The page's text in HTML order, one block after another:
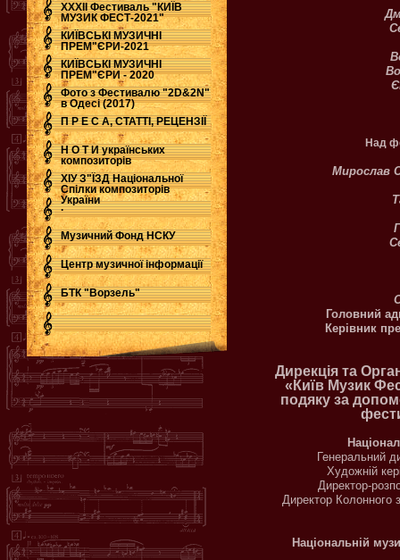
ХХХІІ Фестиваль "КИЇВ
МУЗИК ФЕСТ-2021"
КИЇВСЬКІ МУЗИЧНІ
ПРЕМ"ЄРИ-2021
КИЇВСЬКІ МУЗИЧНІ
ПРЕМ"ЄРИ - 2020
Фото з Фестивалю "2D&2N"
в Одесі (2017)
П Р Е С А, СТАТТІ, РЕЦЕНЗІЇ
Н О Т И українських
композиторів
ХІУ З"ЇЗД Національної
Спілки композиторів
України
.
Музичний Фонд НСКУ
Центр музичної інформації
БТК "Ворзель"
Над
Мирослав
Головний
Керівник
Дирекція та
«Київ Музик
подяку за
Генеральний
Художній
Директор-
Директор Колонного
Національній